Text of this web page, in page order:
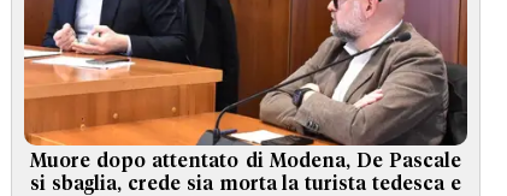
Muore dopo attentato di Modena, De Pascale
si sbaglia, crede sia morta la turista tedesca e